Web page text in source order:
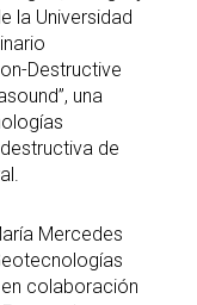
la Universidad
Destructive
una
de
Mercedes
colaboración